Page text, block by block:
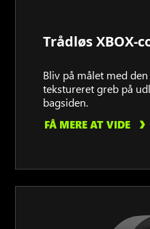
Trådløs XBOX-
Bliv på målet med
tekstureret greb på
bagsiden.
FÅ MERE AT VIDE